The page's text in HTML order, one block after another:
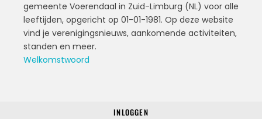
gemeente Voerendaal in Zuid-Limburg (NL) voor alle
leeftijden, opgericht op 01-01-1981. Op deze website
vind je verenigingsnieuws, aankomende activiteiten,
standen en meer.
Welkomstwoord
INLOGGEN